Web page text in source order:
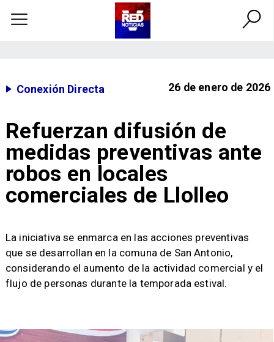
Conexión Directa 26 de enero de 2026
Refuerzan difusión de
medidas preventivas ante
robos en locales
comerciales de Llolleo
​​La iniciativa se enmarca en las acciones preventivas
que se desarrollan en la comuna de San Antonio,
considerando el aumento de la actividad comercial y el
flujo de personas durante la temporada estival.